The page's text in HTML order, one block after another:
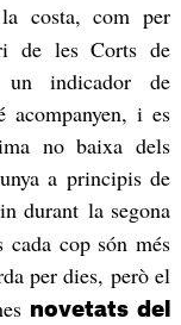
costa, com per
de les Corts de
indicador de
acompanyen, i es
no baixa dels
a principis de
durant la segona
cop són més
per dies, però el
novetats del